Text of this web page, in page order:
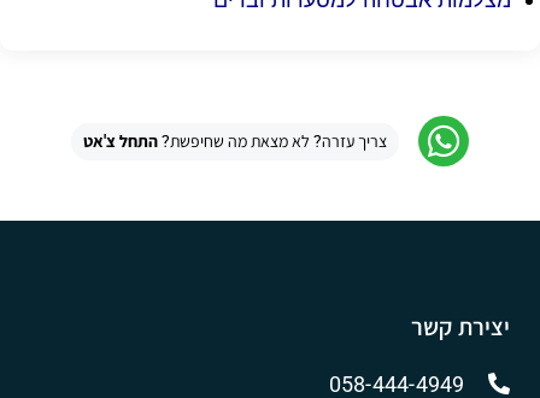
צריך עזרה? לא מצאת מה שחיפשת?התחל צ'אט
יצירת קשר
058-444-4949